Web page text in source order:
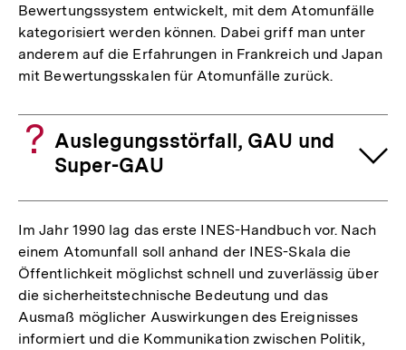
Bewertungssystem entwickelt, mit dem Atomunfälle
kategorisiert werden können. Dabei griff man unter
anderem auf die Erfahrungen in Frankreich und Japan
mit Bewertungsskalen für Atomunfälle zurück.
Auslegungsstörfall, GAU und
Super-GAU
Im Jahr 1990 lag das erste INES-Handbuch vor. Nach
einem Atomunfall soll anhand der INES-Skala die
Öffentlichkeit möglichst schnell und zuverlässig über
die sicherheitstechnische Bedeutung und das
Ausmaß möglicher Auswirkungen des Ereignisses
informiert und die Kommunikation zwischen Politik,